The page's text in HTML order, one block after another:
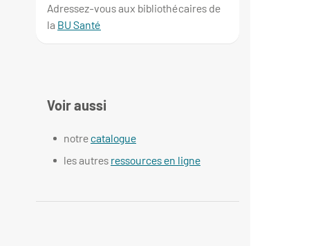
Adressez-vous aux bibliothécaires de
la BU Santé
Voir aussi
notrecatalogue
les autres ressources en ligne